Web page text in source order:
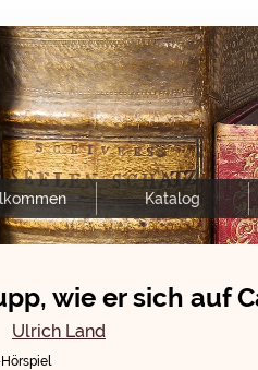
Katalog
wie er sich auf
Ulrich Land